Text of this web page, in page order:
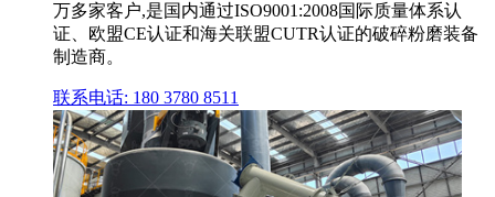
万多家客户,是国内通过ISO9001:2008国际质量体系认
证、欧盟CE认证和海关联盟CUTR认证的破碎粉磨装备
制造商。
联系电话: 180 3780 8511